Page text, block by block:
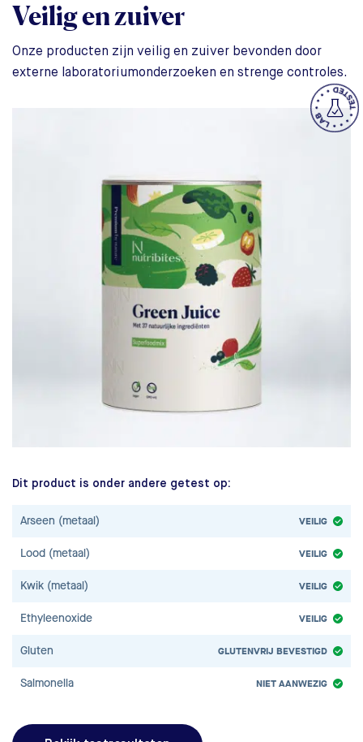
Veilig en zuiver
Onze producten zijn veilig en zuiver bevonden door
externe laboratoriumonderzoeken en strenge controles.
Dit product is onder andere getest op:
Arseen (metaal) VEILIG
Lood (metaal) VEILIG
Kwik (metaal) VEILIG
Ethyleenoxide VEILIG
Gluten GLUTENVRIJ BEVESTIGD
Salmonella NIET AANWEZIG